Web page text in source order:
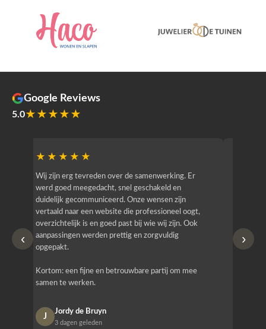
Google Reviews
5.0★★★★★
‹
★★★★★
Wij zijn erg tevreden over de samenwerking. Er
werd goed meegedacht, snel geschakeld en
duidelijk gecommuniceerd. Onze wensen zijn
vertaald naar een website die professioneel oogt,
overzichtelijk is en goed past bij wie wij zijn. Ook
aanpassingen werden prettig en zorgvuldig
opgepakt.
Kortom: een fijne en betrouwbare partij om mee
samen te werken.
J
Jordy de Bruyn
3 dagen geleden
›